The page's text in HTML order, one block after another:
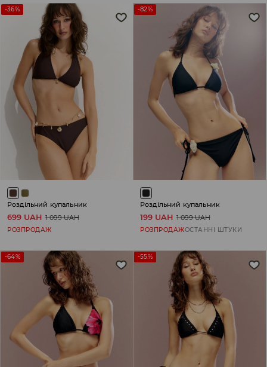
-36%
Роздільний купальник
699 UAH 1 099 UAH
РОЗПРОДАЖ
-82%
Роздільний купальник
199 UAH 1 099 UAH
РОЗПРОДАЖОСТАННІ ШТУКИ
-64% -55%